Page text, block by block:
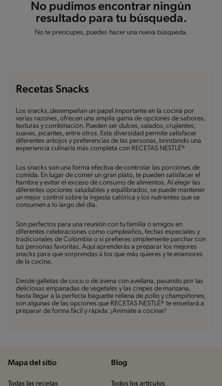
No pudimos encontrar ningún
resultado para tu búsqueda.
No te preocupes, puedes hacer una nueva búsqueda.
Recetas Snacks
Los snacks, desempeñan un papel importante en la cocina por
varias razones, ofrecen una amplia gama de opciones de sabores,
texturas y combinación. Pueden ser dulces, salados, crujientes,
suaves, picantes, entre otros. Esta diversidad permite satisfacer
diferentes antojos y preferencias de las personas, brindando una
experiencia culinaria más completa con RECETAS NESTLÉ®
Los snacks son una forma efectiva de controlar las porciones de
comida. En lugar de comer un gran plato, te pueden satisfacer el
hambre y evitar el exceso de consumo de alimentos. Al elegir las
diferentes opciones saludables y equilibrados, se puede mantener
un mejor control sobre la ingesta calórica y los nutrientes que se
consumen a lo largo del día.
Son perfectos para una reunión con tu familia o amigos en
diferentes celebraciones como cumpleaños, fechas especiales y
tradicionales de Colombia o si prefieres simplemente parchar con
tus personas favoritas. Aquí aprenderás a preparar los mejores
snacks para que sorprendas a los que más quieres y te enamores
de la cocina.
Desde galletas de coco o de avena con avellana, pasando por las
deliciosas empanadas de vegetales y las crepes de manzana,
hasta llegar a la perfecta baguette rellena de pollo y champiñones,
son algunas de las opciones que RECETAS NESTLÉ® te enseñará a
preparar de forma fácil y rápida. ¡Anímate a cocinar!
Mapa del sitio
Todas las recetas
Blog
Todos los artículos